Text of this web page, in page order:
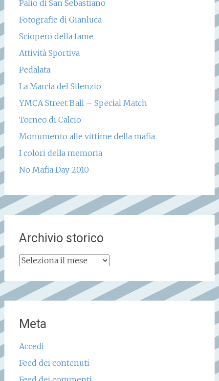
Palio di San Sebastiano
Fotografie di Gianluca
Sciopero della fame
Attività Sportiva
Pedalata
La Marcia del Silenzio
YMCA Street Ball – Special Match
Torneo di Calcio
Monumento alle vittime della mafia
I colori della memoria
No Mafia Day 2010
Archivio storico
Archivio
Meta
Accedi
Feed dei contenuti